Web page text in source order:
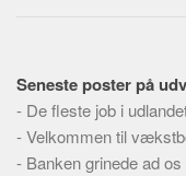
Om
Webstedet
Forhistorien
Seneste poster på
- De fleste job i
-Velkommen til
- Banken grinede ad os